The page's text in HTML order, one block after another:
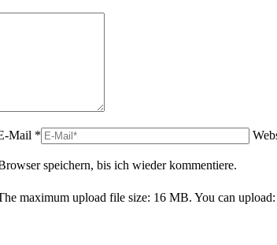
Mail *
speichern, bis ich wieder kommentiere.
maximum upload file size: 16 MB. You can upload: